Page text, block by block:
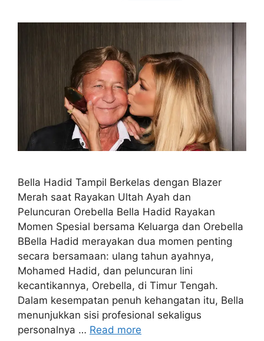
Bella Hadid Tampil Berkelas dengan Blazer
Merah saat Rayakan Ultah Ayah dan
Peluncuran Orebella Bella Hadid Rayakan
Momen Spesial bersama Keluarga dan Orebella
BBella Hadid merayakan dua momen penting
secara bersamaan: ulang tahun ayahnya,
Mohamed Hadid, dan peluncuran lini
kecantikannya, Orebella, di Timur Tengah.
Dalam kesempatan penuh kehangatan itu, Bella
menunjukkan sisi profesional sekaligus
personalnya … Read more